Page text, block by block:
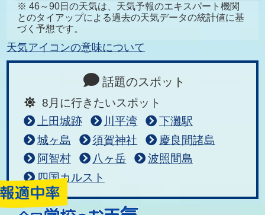
※ 46～90日の天気は、天気予報のエキスパート機関
とのタイアップによる過去の天気データの統計値に基
づく予想です。
天気アイコンの意味について
話題のスポット
8月に行きたいスポット
上田城跡
川平湾
下灘駅
城ヶ島
須賀神社
慶良間諸島
阿智村
八ヶ岳
波照間島
四国カルスト